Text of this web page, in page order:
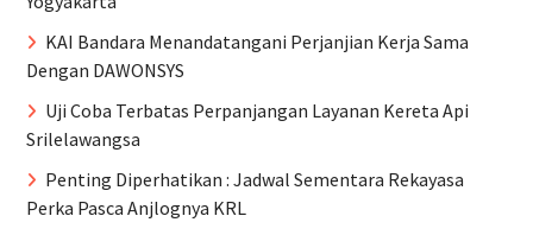
KAI Bandara Menandatangani Perjanjian Kerja Sama
Dengan DAWONSYS
Uji Coba Terbatas Perpanjangan Layanan Kereta Api
Srilelawangsa
Penting Diperhatikan : Jadwal Sementara Rekayasa
Perka Pasca Anjlognya KRL